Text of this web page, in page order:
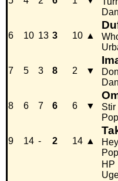
6 10 13 3 10 ▲
7 5 3 8 2 ▼
8 6 7 6 6 ▼
Stir
Pop
9 14 - 2 14 ▲
Pop
HP